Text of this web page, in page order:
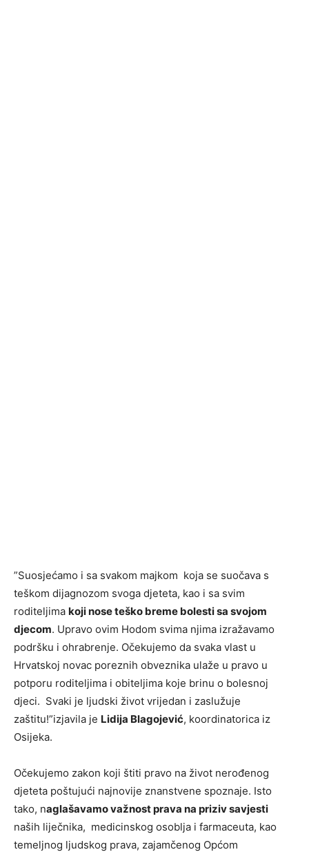
”Suosjećamo i sa svakom majkom koja se suočava s
teškom dijagnozom svoga djeteta, kao i sa svim
roditeljima koji nose teško breme bolesti sa svojom
djecom. Upravo ovim Hodom svima njima izražavamo
podršku i ohrabrenje. Očekujemo da svaka vlast u
Hrvatskoj novac poreznih obveznika ulaže u pravo u
potporu roditeljima i obiteljima koje brinu o bolesnoj
djeci. Svaki je ljudski život vrijedan i zaslužuje
zaštitu!”izjavila je Lidija Blagojević, koordinatorica iz
Osijeka.
Očekujemo zakon koji štiti pravo na život nerođenog
djeteta poštujući najnovije znanstvene spoznaje. Isto
tako, naglašavamo važnost prava na priziv savjesti
naših liječnika, medicinskog osoblja i farmaceuta, kao
temeljnog ljudskog prava, zajamčenog Općom